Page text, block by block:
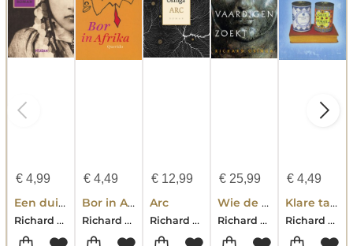
€4,99
Een duivel met een ziel
Richard Osinga
€4,49
Bor in Afrika
Richard Osinga
€ 12,99
Arc
Richard Osinga
€ 25,99
Wie de Rechtvaardigen zoekt
Richard Osinga
€ 4,49
Klare taal
Richard Osinga